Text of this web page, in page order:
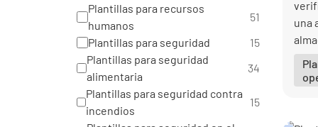
Plantillas para recursos
humanos
51
Plantillas para seguridad
15
Plantillas para seguridad
alimentaria
34
Plantillas para seguridad contra
incendios
15
una